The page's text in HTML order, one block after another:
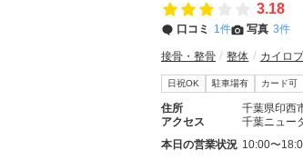
3.18
口コミ 1件 写真 3件
接骨・整骨 整体 カイロ
日祝OK 駐車場有 カード可
住所
千葉県印西
アクセス
千葉ニュー
本日の営業状況 10:00〜